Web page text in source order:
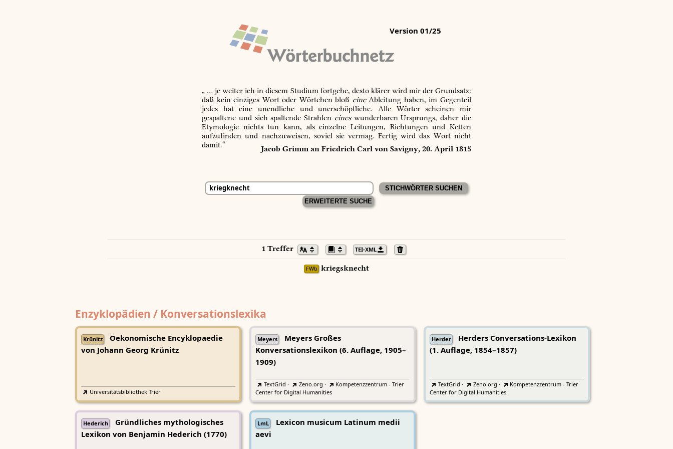
Version 01/25
„ … je weiter ich in diesem Studium fortgehe, desto klärer wird mir der Grundsatz:
daß kein einziges Wort oder Wörtchen bloß eineAbleitung haben, im Gegenteil
jedes hat eine unendliche und unerschöpfliche. Alle Wörter scheinen mir
gespaltene und sich spaltende Strahlen eineswunderbaren Ursprungs, daher die
Etymologie nichts tun kann, als einzelne Leitungen, Richtungen und Ketten
aufzufinden und nachzuweisen, soviel sie vermag. Fertig wird das Wort nicht
damit.“
Jacob Grimm an Friedrich Carl von Savigny, 20. April 1815
ERWEITERTE SUCHE
1 Treffer TEI-XML
FWb kriegsknecht
Enzyklopädien / Konversationslexika
Krünitz
Oekonomische Encyklopaedie
von Johann Georg Krünitz
Universitätsbibliothek Trier
Meyers
Meyers Großes
Konversationslexikon (6. Auflage, 1905–
1909)
TextGrid · Zeno.org ·
Kompetenzzentrum - Trier
Center for Digital Humanities
Herder
Herders Conversations-Lexikon
(1. Auflage, 1854–1857)
TextGrid · Zeno.org ·
Kompetenzzentrum - Trier
Center for Digital Humanities
Hederich
Gründliches mythologisches
Lexikon von Benjamin Hederich (1770)
LmL
Lexicon musicum Latinum medii
aevi